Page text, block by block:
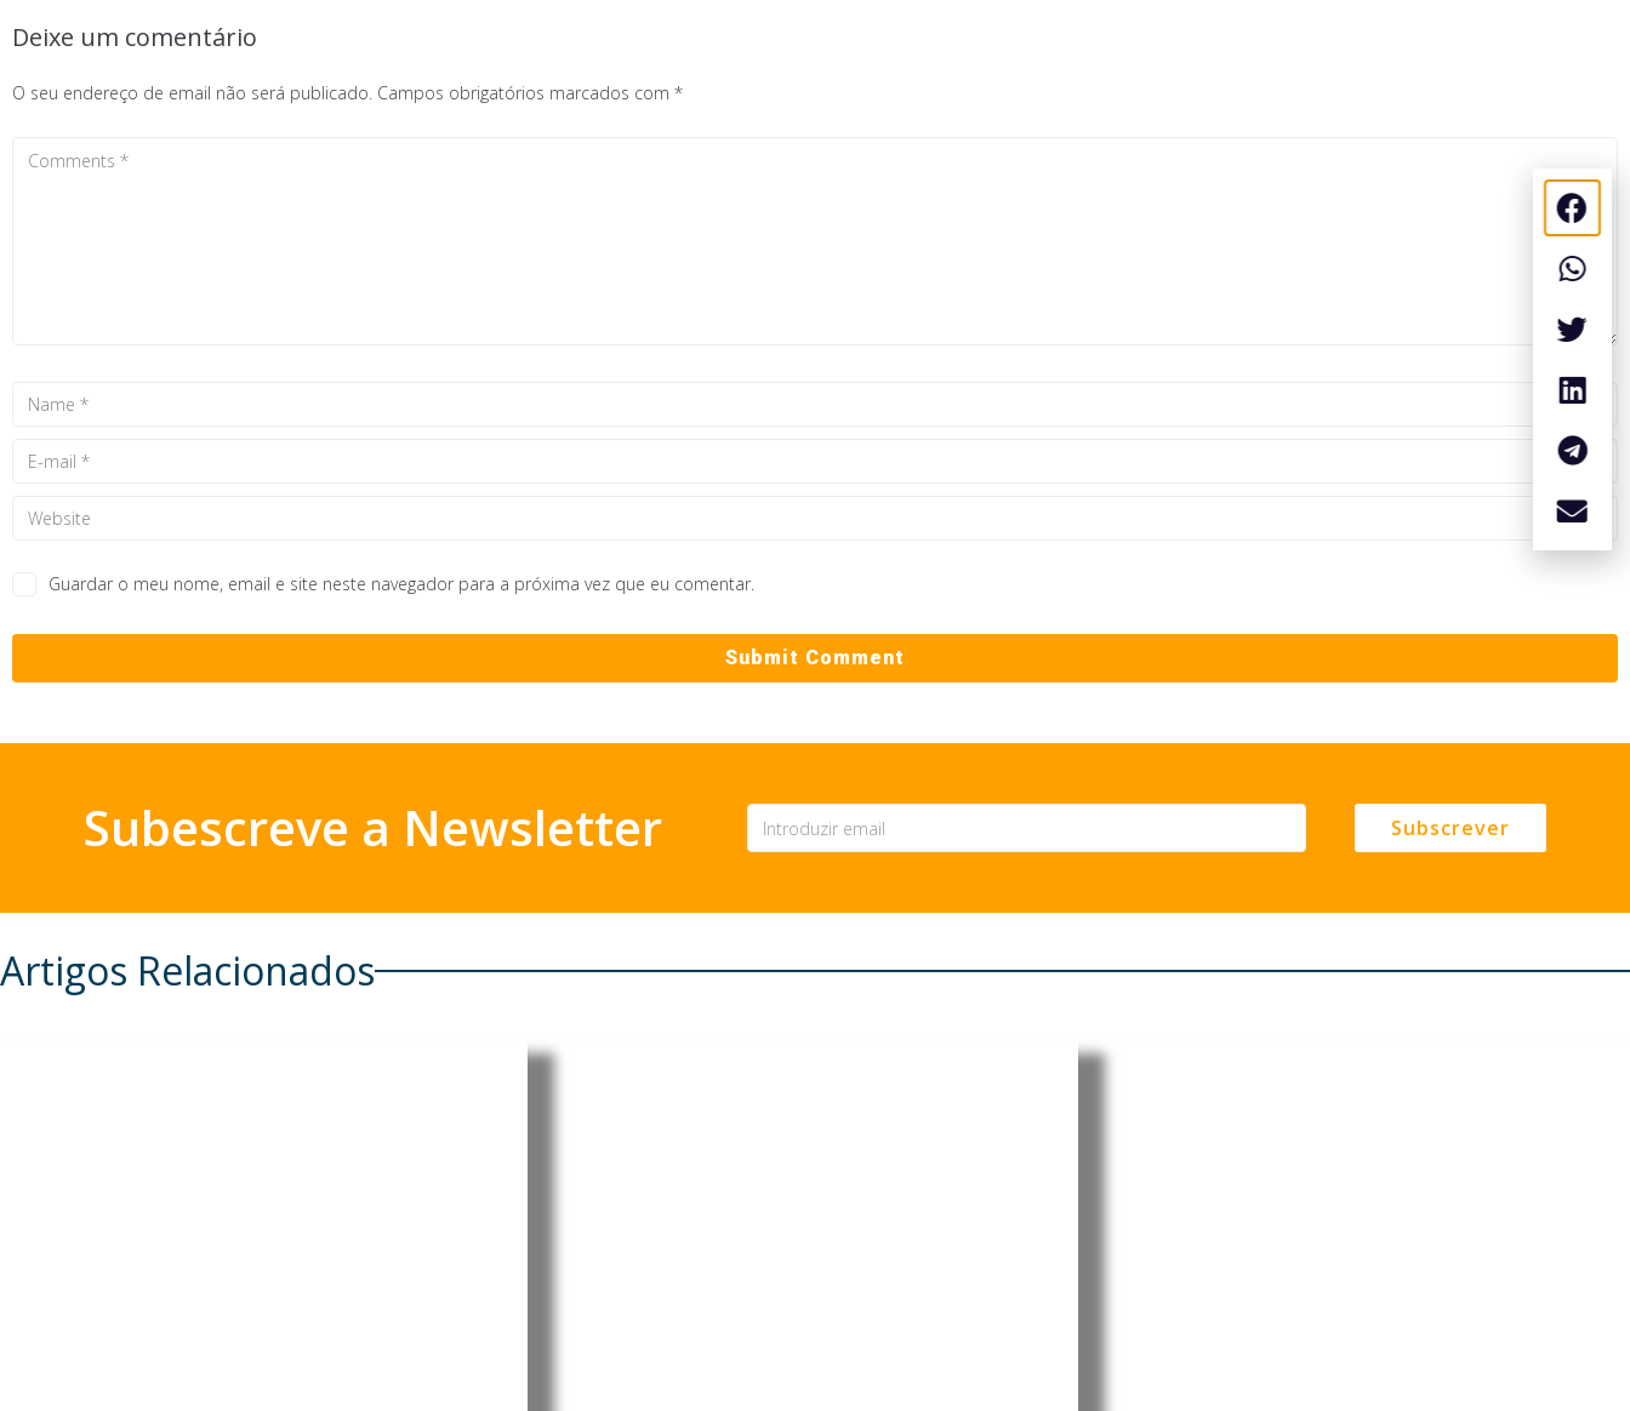
Deixe um comentário
O seu endereço de email não será publicado. Campos obrigatórios marcados com *
Guardar o meu nome, email e site neste navegador para a próxima vez que eu comentar.
Subescreve a Newsletter Subscrever
Artigos Relacionados